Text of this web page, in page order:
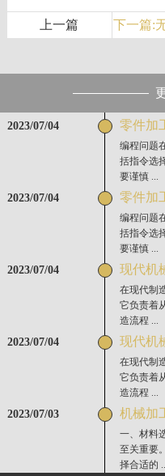
上一篇
下一篇:
2023/07/04 零件加
编程问题
括指令选
要谨慎 ...
2023/07/04 零件加
编程问题
括指令选
要谨慎 ...
2023/07/04 现代机
在现代制
它负责着
造流程 ...
2023/07/04 现代机
在现代制
它负责着
造流程 ...
2023/07/03 机械加
一、材料
至关重要
择合适的